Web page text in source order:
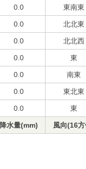
0.0 東南東
0.0 北北東
0.0 北北西
0.0 東
0.0 南東
0.0 東北東
0.0 東
降水量(mm) 風向(16